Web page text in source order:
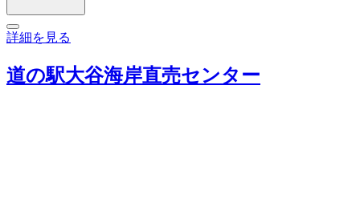
詳細を見る
道の駅大谷海岸直売センター